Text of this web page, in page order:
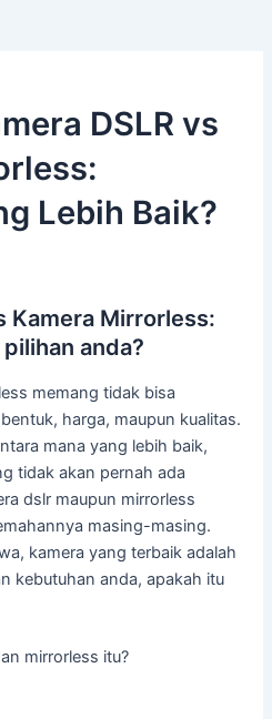
DSLR vs
Lebih Baik?
Kamera Mirrorless:
anda?
memang tidak bisa
harga, maupun kualitas.
mana yang lebih baik,
tidak akan pernah ada
dslr maupun mirrorless
masing-masing.
kamera yang terbaik adalah
kebutuhan anda, apakah itu
mirrorless itu?